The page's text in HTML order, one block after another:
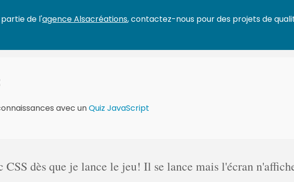
de l'agence Alsacréations, contactez-nous pour des projets de
avec unQuiz JavaScript
CSS dès que je lance le jeu! Il se lance mais l'écran